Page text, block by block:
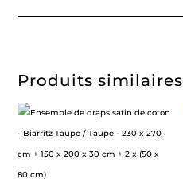
Produits similaires